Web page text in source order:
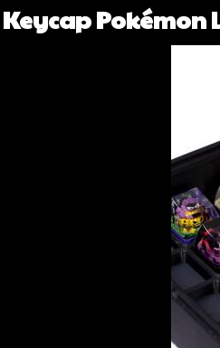
Keycap Pokémon